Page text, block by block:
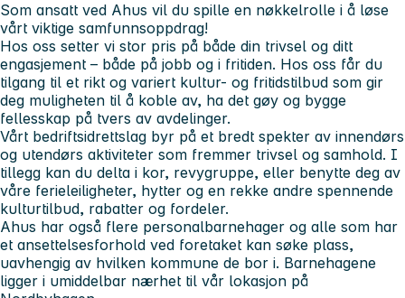
Som ansatt ved Ahus vil du spille en nøkkelrolle i å løse
vårt viktige samfunnsoppdrag!
Hos oss setter vi stor pris på både din trivsel og ditt
engasjement – både på jobb og i fritiden. Hos oss får du
tilgang til et rikt og variert kultur- og fritidstilbud som gir
deg muligheten til å koble av, ha det gøy og bygge
fellesskap på tvers av avdelinger.
Vårt bedriftsidrettslag byr på et bredt spekter av innendørs
og utendørs aktiviteter som fremmer trivsel og samhold. I
tillegg kan du delta i kor, revygruppe, eller benytte deg av
våre ferieleiligheter, hytter og en rekke andre spennende
kulturtilbud, rabatter og fordeler.
Ahus har også flere personalbarnehager og alle som har
et ansettelsesforhold ved foretaket kan søke plass,
uavhengig av hvilken kommune de bor i. Barnehagene
ligger i umiddelbar nærhet til vår lokasjon på